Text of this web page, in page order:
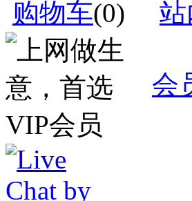
购物车(0)
会